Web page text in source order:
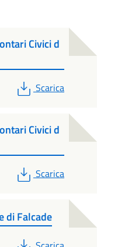
Civici d
PDF
Scarica
Civici d
PDF
Scarica
di Falcade
PDF